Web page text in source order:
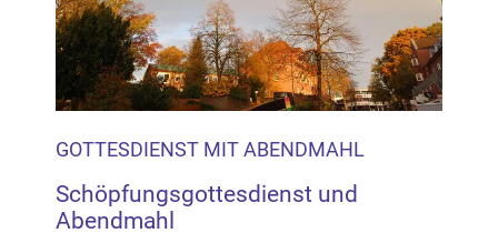
GOTTESDIENST MIT ABENDMAHL
Schöpfungsgottesdienst und
Abendmahl